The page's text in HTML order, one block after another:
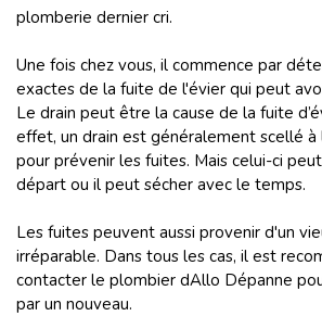
plomberie dernier cri.
Une fois chez vous, il commence par
exactes de la fuite de l'évier qui peut
Le drain peut être la cause de la fuite
effet, un drain est généralement scellé à
pour prévenir les fuites. Mais celui-ci
départ ou il peut sécher avec le temps.
Les fuites peuvent aussi provenir d'un
irréparable. Dans tous les cas, il est
contacter le plombier dAllo Dépanne
par un nouveau.